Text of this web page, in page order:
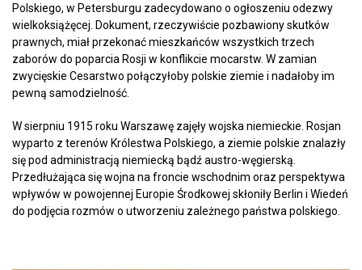
Polskiego, w Petersburgu zadecydowano o ogłoszeniu odezwy
wielkoksiążęcej. Dokument, rzeczywiście pozbawiony skutków
prawnych, miał przekonać mieszkańców wszystkich trzech
zaborów do poparcia Rosji w konflikcie mocarstw. W zamian
zwycięskie Cesarstwo połączyłoby polskie ziemie i nadałoby im
pewną samodzielność.
W sierpniu 1915 roku Warszawę zajęły wojska niemieckie. Rosjan
wyparto z terenów Królestwa Polskiego, a ziemie polskie znalazły
się pod administracją niemiecką bądź austro-węgierską.
Przedłużająca się wojna na froncie wschodnim oraz perspektywa
wpływów w powojennej Europie Środkowej skłoniły Berlin i Wiedeń
do podjęcia rozmów o utworzeniu zależnego państwa polskiego.